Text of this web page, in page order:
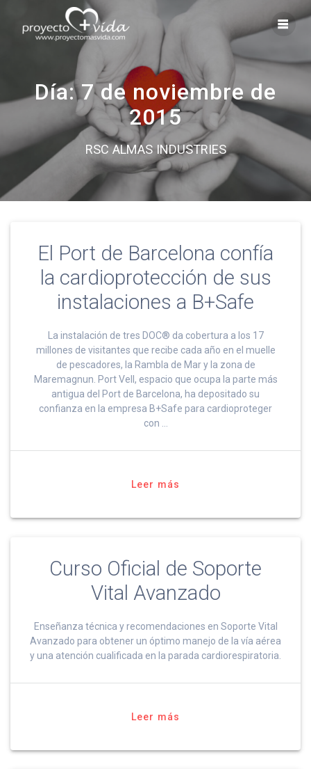
contenido
Día:7 de noviembre de
2015
RSC ALMAS INDUSTRIES
El Port de Barcelona confía
la cardioprotección de sus
instalaciones a B+Safe
La instalación de tres DOC® da cobertura a los 17
millones de visitantes que recibe cada año en el muelle
de pescadores, la Rambla de Mar y la zona de
Maremagnun. Port Vell, espacio que ocupa la parte más
antigua del Port de Barcelona, ha depositado su
confianza en la empresa B+Safe para cardioproteger
con …
Leer más
Curso Oficial de Soporte
Vital Avanzado
Enseñanza técnica y recomendaciones en Soporte Vital
Avanzado para obtener un óptimo manejo de la vía aérea
y una atención cualificada en la parada cardiorespiratoria.
Leer más